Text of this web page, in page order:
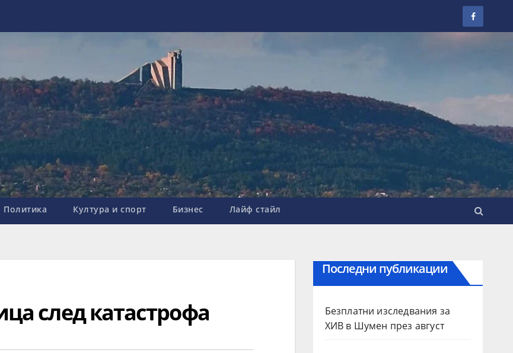
Политика Култура и спорт Бизнес Лайф стайл
след катастрофа
Последни публикации
Безплатни изследвания за
ХИВ в Шумен през август